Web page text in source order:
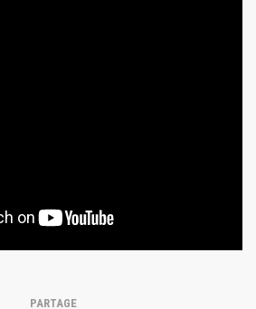
PARTAGE